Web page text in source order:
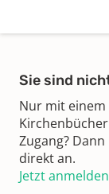
Sie sind
Nur mit einem
Zugang?
direkt an.
Jetzt anmelden